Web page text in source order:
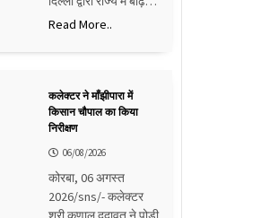
Read More..
कलेक्टर ने माँझीपारा में
किसान चौपाल का किया
निरीक्षण
06/08/2026
कोरबा, 06 अगस्त
2026/sns/- कलेक्टर